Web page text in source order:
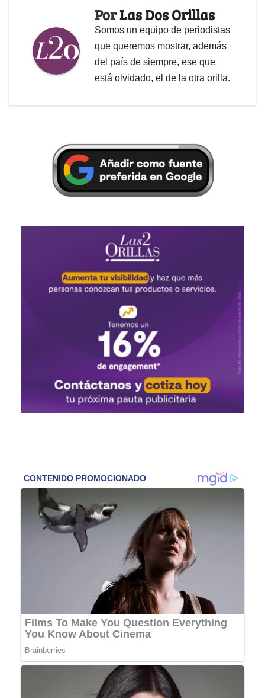
PorLas Dos Orillas
Somos un equipo de periodistas
que queremos mostrar, además
del país de siempre, ese que
está olvidado, el de la otra orilla.